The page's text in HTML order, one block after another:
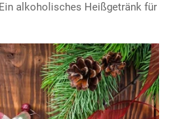
alkoholisches Heißgetränk für